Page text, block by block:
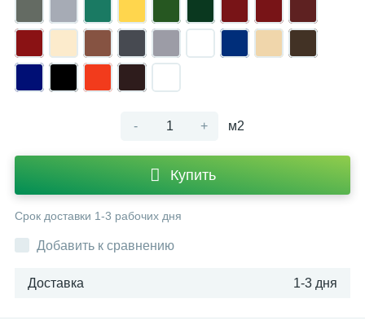
- + м2
Купить
Срок доставки 1-3 рабочих дня
Добавить к сравнению
Доставка 1-3 дня